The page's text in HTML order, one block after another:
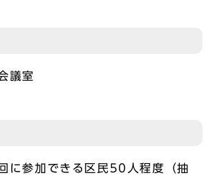
議室
に参加できる区民50人程度（抽